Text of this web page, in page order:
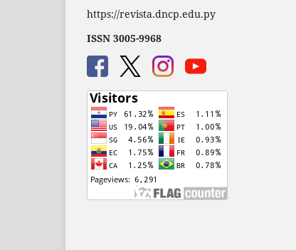
https://revista.dncp.edu.py
ISSN 3005-9968